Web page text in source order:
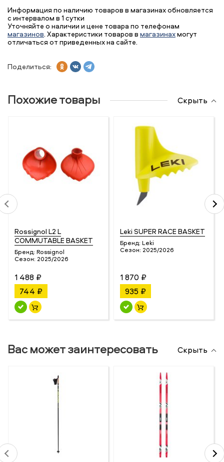
Информация по наличию товаров в магазинах обновляется
с интервалом в 1 сутки
Уточняйте о наличии и цене товара по телефонам
магазинов. Характеристики товаров в магазинахмогут
отличаться от приведенных на сайте.
Поделиться:
Похожие товары Скрыть
Rossignol L2 L
COMMUTABLE BASKET
Бренд: Rossignol
Сезон: 2025/2026
1 488 ₽
744 ₽
Leki SUPER RACE BASKET
Бренд: Leki
Сезон: 2025/2026
1 870 ₽
935 ₽
Вас может заинтересовать Скрыть